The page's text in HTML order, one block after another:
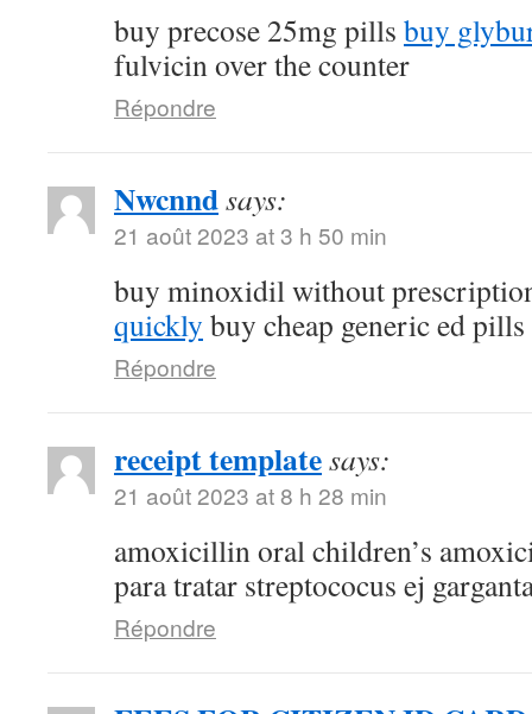
buy precose 25mg pills buy
fulvicin over the counter
Répondre
Nwcnndsays:
21 août 2023 at 3 h 50 min
buy minoxidil without
quickly buy cheap generic ed pills
Répondre
receipt templatesays:
21 août 2023 at 8 h 28 min
amoxicillin oral children’s
para tratar streptococus ej
Répondre